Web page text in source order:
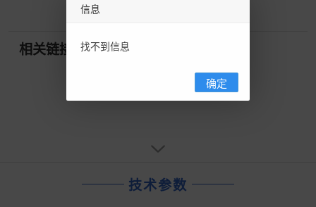
相关链接
技术参数
信息
找不到信息
确定